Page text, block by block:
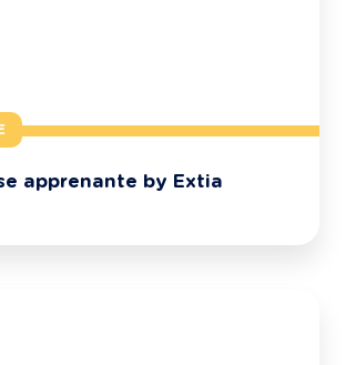
apprenante by Extia